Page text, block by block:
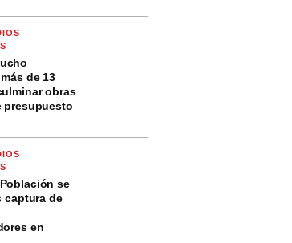
de 13
obras
presupuesto
se
captura de
en